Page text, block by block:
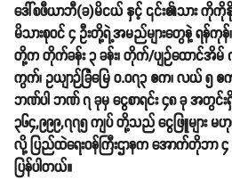
ဒေါ်စဖီယာဘီ(ခ)မိငယ် နှင့် ၎င်း၏သား ကိုကို
မိသားစုဝင် ၄ ဦးတို့ရဲ့အမည်များတွေနဲ့ ရန်ကု
တို့က တိုက်ခန်း ၃ ခန်း၊ တိုက်/ပျဉ်ထောင်အိမ် ၇
ကွက်၊ ဥယျာဉ်ခြံမြေ ဝ.၀၇၃ ဧက၊ လယ် ၅ ဧက
ဘဏ်ပါ ဘဏ် ၇ ခုမှ ငွေစာရင်း ၄၈ ခု အတွ
၃၆၄,၉၉၉,၇၇၅ ကျပ် တို့သည် ငွေဖြူမျာ
လို့ ပြည်ထဲရေးဝန်ကြီးဌာနက အောက်တိုဘာ
ပြန်ပါတယ်။